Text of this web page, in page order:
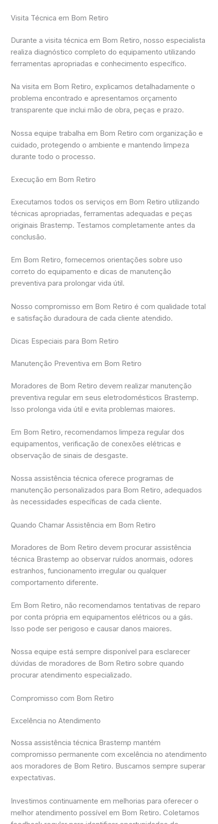
Visita Técnica em Bom Retiro
Durante a visita técnica em Bom Retiro, nosso especialista
realiza diagnóstico completo do equipamento utilizando
ferramentas apropriadas e conhecimento específico.
Na visita em Bom Retiro, explicamos detalhadamente o
problema encontrado e apresentamos orçamento
transparente que inclui mão de obra, peças e prazo.
Nossa equipe trabalha em Bom Retiro com organização e
cuidado, protegendo o ambiente e mantendo limpeza
durante todo o processo.
Execução em Bom Retiro
Executamos todos os serviços em Bom Retiro utilizando
técnicas apropriadas, ferramentas adequadas e peças
originais Brastemp. Testamos completamente antes da
conclusão.
Em Bom Retiro, fornecemos orientações sobre uso
correto do equipamento e dicas de manutenção
preventiva para prolongar vida útil.
Nosso compromisso em Bom Retiro é com qualidade total
e satisfação duradoura de cada cliente atendido.
Dicas Especiais para Bom Retiro
Manutenção Preventiva em Bom Retiro
Moradores de Bom Retiro devem realizar manutenção
preventiva regular em seus eletrodomésticos Brastemp.
Isso prolonga vida útil e evita problemas maiores.
Em Bom Retiro, recomendamos limpeza regular dos
equipamentos, verificação de conexões elétricas e
observação de sinais de desgaste.
Nossa assistência técnica oferece programas de
manutenção personalizados para Bom Retiro, adequados
às necessidades específicas de cada cliente.
Quando Chamar Assistência em Bom Retiro
Moradores de Bom Retiro devem procurar assistência
técnica Brastemp ao observar ruídos anormais, odores
estranhos, funcionamento irregular ou qualquer
comportamento diferente.
Em Bom Retiro, não recomendamos tentativas de reparo
por conta própria em equipamentos elétricos ou a gás.
Isso pode ser perigoso e causar danos maiores.
Nossa equipe está sempre disponível para esclarecer
dúvidas de moradores de Bom Retiro sobre quando
procurar atendimento especializado.
Compromisso com Bom Retiro
Excelência no Atendimento
Nossa assistência técnica Brastemp mantém
compromisso permanente com excelência no atendimento
aos moradores de Bom Retiro. Buscamos sempre superar
expectativas.
Investimos continuamente em melhorias para oferecer o
melhor atendimento possível em Bom Retiro. Coletamos